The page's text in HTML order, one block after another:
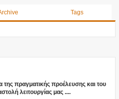
Tags
πραγματικής προέλευσης και του
λειτουργίας μας ....